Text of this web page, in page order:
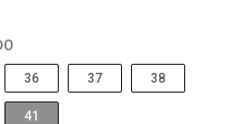
36 37 38
41